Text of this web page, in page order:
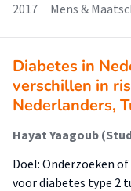
2017
Mens &
Diabetes in
verschillen in
Nederlanders,
Hayat Yaagoub
Doel: Onderzoeken
voor diabetes type 2